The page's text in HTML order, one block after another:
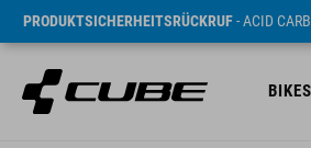
PRODUKTSICHERHEITSRÜCKRUF- ACID
BIKES